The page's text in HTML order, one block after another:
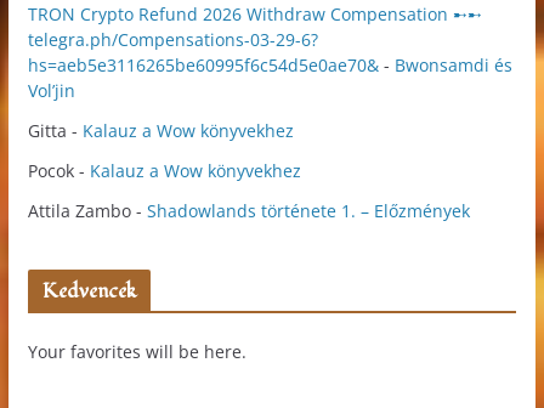
TRON Crypto Refund 2026 Withdraw Compensation ➸➸
telegra.ph/Compensations-03-29-6?
hs=aeb5e3116265be60995f6c54d5e0ae70&- Bwonsamdi és
Vol’jin
Gitta - Kalauz a Wow könyvekhez
Pocok- Kalauz a Wow könyvekhez
Attila Zambo- Shadowlands története 1. – Előzmények
Kedvencek
Your favorites will be here.